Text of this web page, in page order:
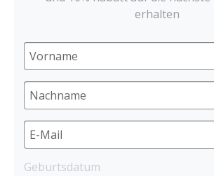
erhalten
Geburtsdatum